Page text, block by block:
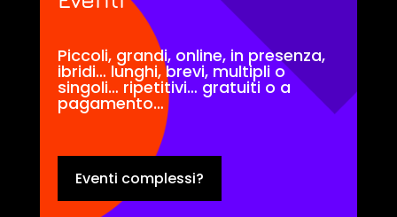
Piccoli, grandi, online, in presenza,
ibridi… lunghi, brevi, multipli o
singoli… ripetitivi… gratuiti o a
pagamento…
Eventi complessi?